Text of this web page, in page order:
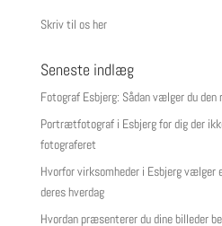
Skriv til os her
Seneste indlæg
Fotograf Esbjerg: Sådan vælger du den
Portrætfotograf i Esbjerg for dig der
fotograferet
Hvorfor virksomheder i Esbjerg vælger
deres hverdag
Hvordan præsenterer du dine billeder